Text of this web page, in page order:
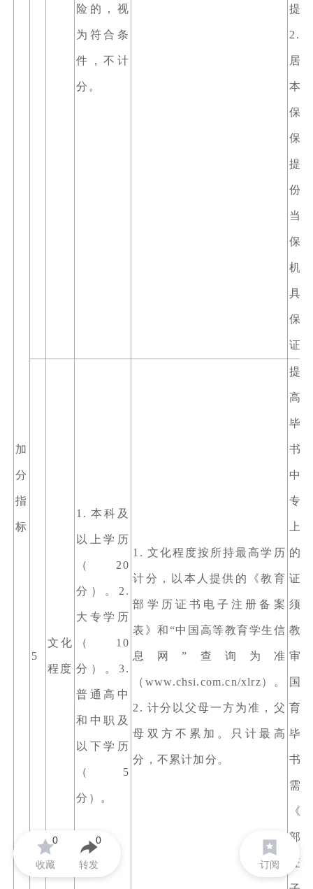
加
分
指
标
险的，视
为符合条
件，不计
分。
提
2.
居
本
保
保
提
份
当
保
机
具
保
证
5
文化
程度
1. 本科及
以上学历
（20
分）。2.
大专学历
（10
分）。3.
普通高中
和中职及
以下学历
（5
分）。
1. 文化程度按所持最高学历
计分，以本人提供的《教育
部学历证书电子注册备案
表》和“中国高等教育学生信
息网”查询为准
（www.chsi.com.cn/xlrz）。
2. 计分以父母一方为准，父
母双方不累加。只计最高
分，不累计加分。
提
高
毕
书
中
专
上
的
证
须
教
审
国
育
毕
书
需
《
部
证
收藏
0
转发
0
订阅